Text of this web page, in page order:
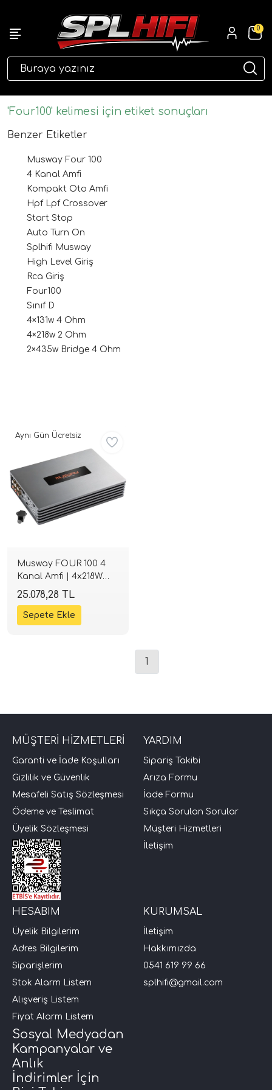
0
Setleri)
Arac Baslari)
Performans)
'Four100' kelimesi için etiket sonuçları
Benzer Etiketler
Musway Four 100
4 Kanal Amfi
Kompakt Oto Amfi
Hpf Lpf Crossover
Start Stop
Auto Turn On
Splhifi Musway
High Level Giriş
Rca Giriş
Four100
Sınıf D
4×131w 4 Ohm
4×218w 2 Ohm
2×435w Bridge 4 Ohm
Musway FOUR 100 4
Kanal Amfi | 4x218W
RMS Class-D | SPLHIFI
25.078,28 TL
Aynı Gün Ücretsiz
1
MÜŞTERİ HİZMETLERİ
Garanti ve İade Koşulları
Gizlilik ve Güvenlik
Mesafeli Satış Sözleşmesi
Ödeme ve Teslimat
Üyelik Sözleşmesi
YARDIM
Sipariş Takibi
Arıza Formu
İade Formu
Sıkça Sorulan Sorular
Müşteri Hizmetleri
İletişim
HESABIM
Üyelik Bilgilerim
Adres Bilgilerim
Siparişlerim
Stok Alarm Listem
Alışveriş Listem
Fiyat Alarm Listem
KURUMSAL
İletişim
Hakkımızda
0541 619 99 66
splhifi@gmail.com
Sosyal Medyadan
Kampanyalar ve
Anlık
İndirimler İçin